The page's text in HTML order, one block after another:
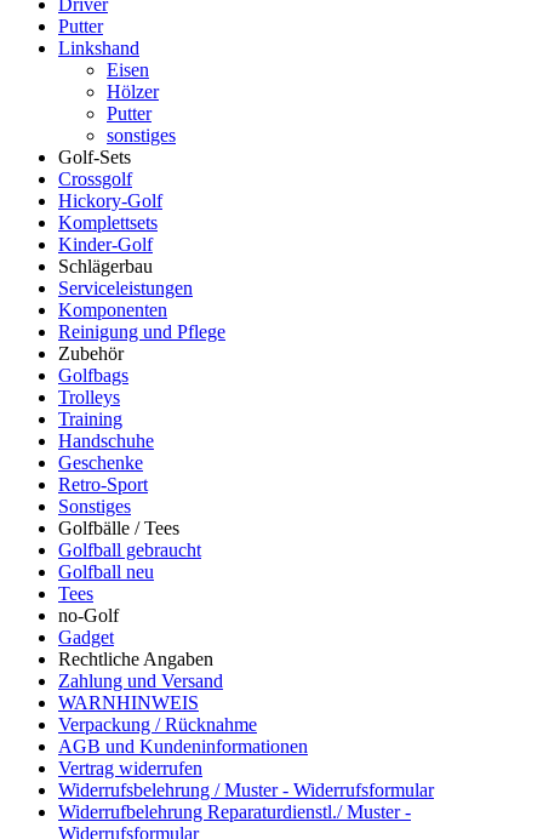
Driver
Putter
Linkshand
Eisen
Hölzer
Putter
sonstiges
Golf-Sets
Crossgolf
Hickory-Golf
Komplettsets
Kinder-Golf
Schlägerbau
Serviceleistungen
Komponenten
Reinigung und Pflege
Zubehör
Golfbags
Trolleys
Training
Handschuhe
Geschenke
Retro-Sport
Sonstiges
Golfbälle / Tees
Golfball gebraucht
Golfball neu
Tees
no-Golf
Gadget
Rechtliche Angaben
Zahlung und Versand
WARNHINWEIS
Verpackung / Rücknahme
AGB und Kundeninformationen
Vertrag widerrufen
Widerrufsbelehrung / Muster - Widerrufsformular
Widerrufbelehrung Reparaturdienstl./ Muster -
Widerrufsformular